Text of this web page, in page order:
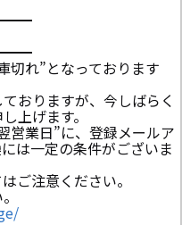
切れ”となっております
おりますが、今しばらく
上げます。
営業日”に、登録メールア
は一定の条件がございま
ご注意ください。